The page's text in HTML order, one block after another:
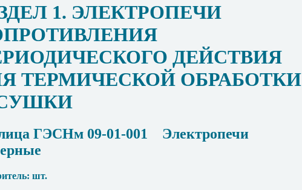
1. ЭЛЕКТРОПЕЧИ
ДЕЙСТВИЯ
ТЕРМИЧЕСКОЙ ОБРАБОТКИ
ГЭСНм 09-01-001
Электропечи
: шт.